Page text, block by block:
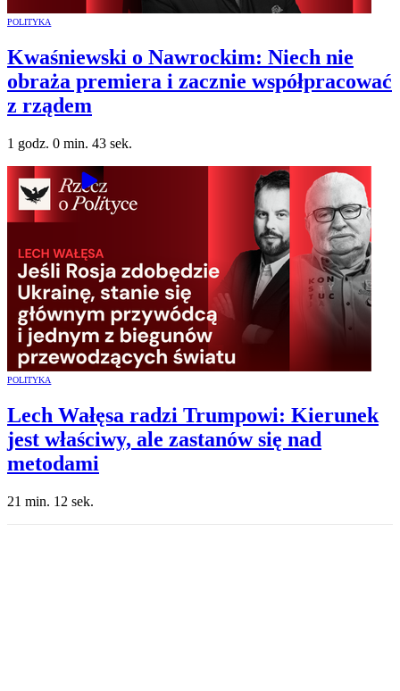
POLITYKA
Kwaśniewski o Nawrockim: Niech nie
obraża premiera i zacznie współpracować
z rządem
1 godz. 0 min. 43 sek.
POLITYKA
Lech Wałęsa radzi Trumpowi: Kierunek
jest właściwy, ale zastanów się nad
metodami
21 min. 12 sek.